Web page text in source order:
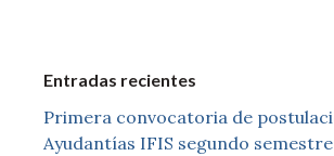
Entradas recientes
Primera convocatoria de
Ayudantías IFIS segundo